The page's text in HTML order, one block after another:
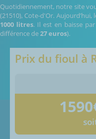
Quotidiennement, notre site
(21510), Cote-d'Or. Aujourd’hui,
1000 litres. Il est en baisse
différence de27 euros).
Prix du fioul à
1590